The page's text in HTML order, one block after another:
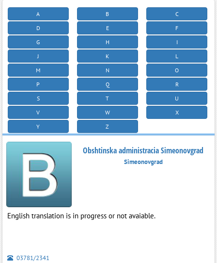
A B
C
D
E
F
G
H
I
J
K
L
M
N
O
P
Q
R
S
T
U
V
W
X
Y
Z
Obshtinska administracia Simeonovgrad
Simeonovgrad
English translation is in progress or not avaiable.
03781/2341